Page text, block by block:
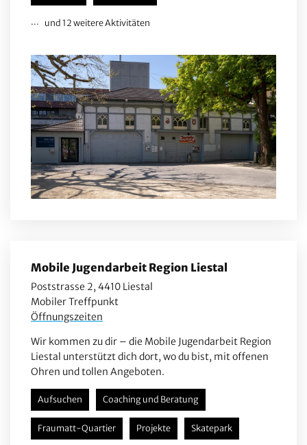
und 12 weitere Aktivitäten
Mobile Jugendarbeit Region Liestal
Poststrasse 2, 4410 Liestal
Mobiler Treffpunkt
Öffnungszeiten
Wir kommen zu dir – die Mobile Jugendarbeit Region
Liestal unterstützt dich dort, wo du bist, mit offenen
Ohren und tollen Angeboten.
Aufsuchen Coaching und Beratung
Fraumatt-Quartier Projekte Skatepark